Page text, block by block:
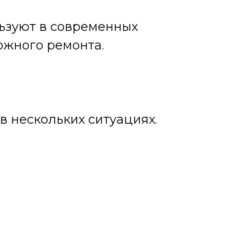
в современных
ремонта.
ситуациях.